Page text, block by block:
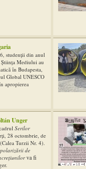
studenții din anul
Mediului au
în Budapesta,
Global UNESCO
apropierea
Unger
Serilor
28 octombrie, de
(Calea Turzii Nr. 4).
de
va fi